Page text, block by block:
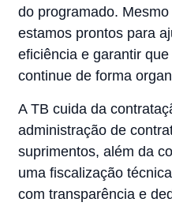
do programado.
estamos prontos para
eficiência e garantir
continue de forma
A TB cuida da
administração de
suprimentos, além da
uma fiscalização
com transparência e